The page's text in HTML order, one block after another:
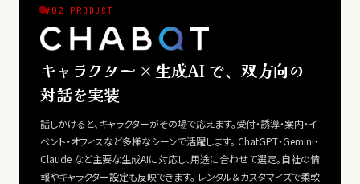
#02 PRODUCT
キャラクター × 生成AI で、双方向の
対話を実装
話しかけると、キャラクターがその場で応えます。受付・誘導・案内・イ
ベント・オフィスなど多様なシーンで活躍します。 ChatGPT・Gemini・
Claude など主要な生成AIに対応し、用途に合わせて選定。自社の情
報やキャラクター設定も反映できます。 レンタル＆カスタマイズで柔軟